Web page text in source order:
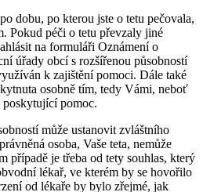
dobu, po kterou jste o tetu pečovala,
Pokud péči o tetu převzaly jiné
na formuláři Oznámení o
úřady obcí s rozšířenou působností
k zajištění pomoci. Dále také
osobně tím, tedy Vámi, neboť
poskytující pomoc.
může ustanovit zvláštního
osoba, Vaše teta, nemůže
případě je třeba od tety souhlas, který
lékař, ve kterém by se hovořilo
od lékaře by bylo zřejmé, jak